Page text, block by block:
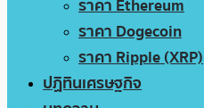
ราคา Ethereum
ราคา Dogecoin
ราคา Ripple (XRP)
ปฏิทินเศรษฐกิจ